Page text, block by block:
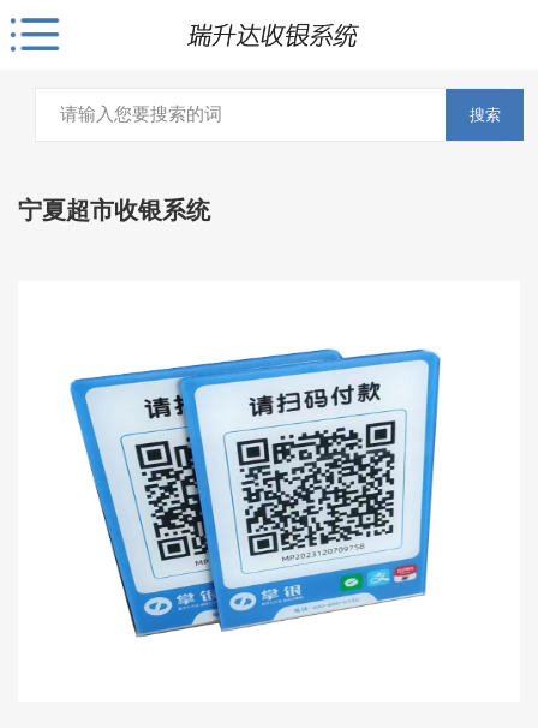
搜索
宁夏超市收银系统